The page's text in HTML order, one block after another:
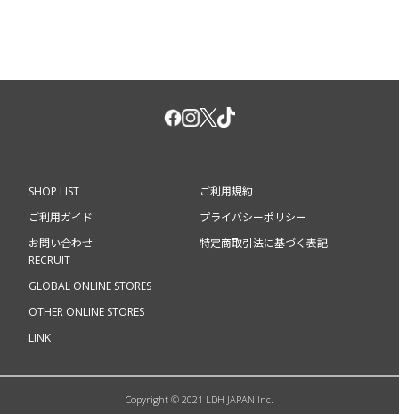
SHOP LIST
ご利用ガイド
お問い合わせ
ご利用規約
プライバシーポリシー
特定商取引法に基づく表記
RECRUIT
GLOBAL ONLINE STORES
OTHER ONLINE STORES
LINK
Copyright © 2021 LDH JAPAN Inc.